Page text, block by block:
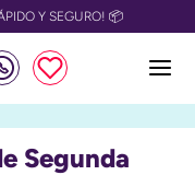
descuento📅
Segunda